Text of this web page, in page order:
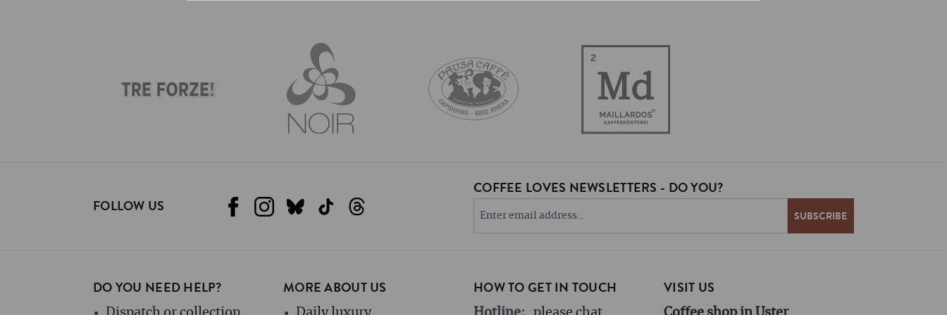
FOLLOW US
COFFEE LOVES NEWSLETTERS - DO YOU?
DO YOU NEED HELP? MORE ABOUT US HOW TO GET IN TOUCH VISIT US